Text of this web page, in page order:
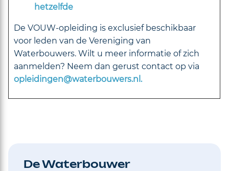
hetzelfde
De VOUW-opleiding is exclusief beschikbaar
voor leden van de Vereniging van
Waterbouwers. Wilt u meer informatie of zich
aanmelden? Neem dan gerust contact op via
opleidingen@waterbouwers.nl.
De Waterbouwer